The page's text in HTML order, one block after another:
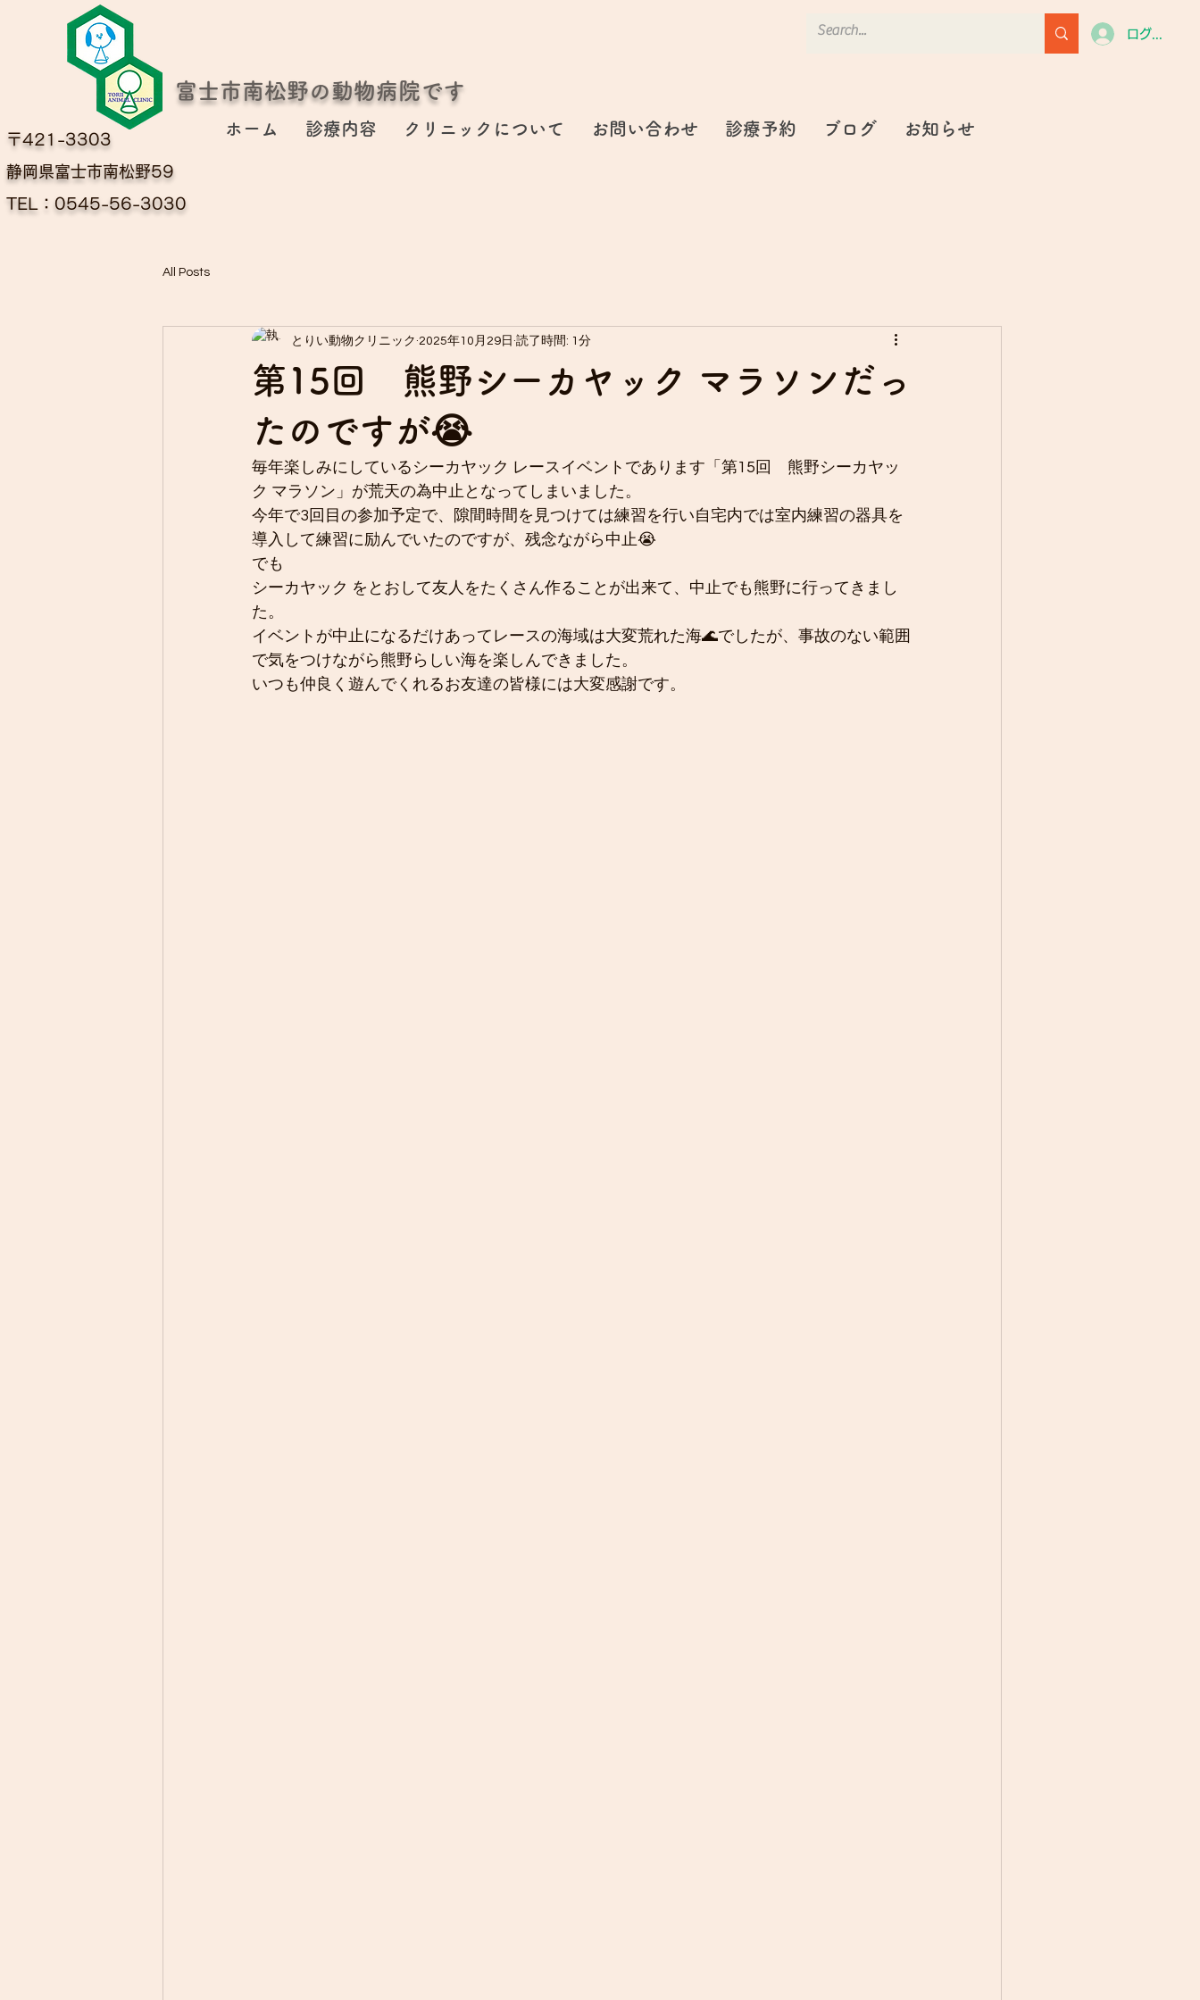
ログイン
富士市南松野の動物病院です
〒421-3303
​静岡県富士市南松野59
TEL：0545-56-3030
ホーム 診療内容 クリニックについて お問い合わせ 診療予約 ブログ お知らせ
All Posts
第15回 熊野シーカヤック マラソンだっ
たのですが😭
とりい動物クリニック 2025年10月29日 読了時間: 1分
毎年楽しみにしているシーカヤック レースイベントであります「第15回　熊野シーカヤッ
ク マラソン」が荒天の為中止となってしまいました。
今年で3回目の参加予定で、隙間時間を見つけては練習を行い自宅内では室内練習の器具を
導入して練習に励んでいたのですが、残念ながら中止😭
でも
シーカヤック をとおして友人をたくさん作ることが出来て、中止でも熊野に行ってきまし
た。
イベントが中止になるだけあってレースの海域は大変荒れた海🌊でしたが、事故のない範囲
で気をつけながら熊野らしい海を楽しんできました。
いつも仲良く遊んでくれるお友達の皆様には大変感謝です。